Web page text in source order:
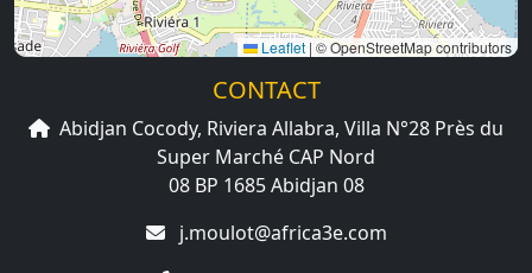
Leaflet | © OpenStreetMap contributors
CONTACT
Abidjan Cocody, Riviera Allabra, Villa N°28 Près du
Super Marché CAP Nord
08 BP 1685 Abidjan 08
j.moulot@africa3e.com